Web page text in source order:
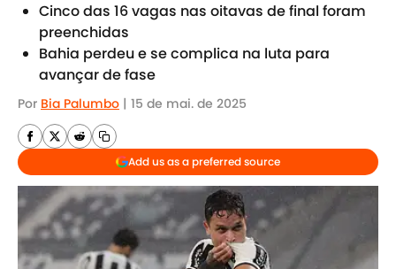
Cinco das 16 vagas nas oitavas de final foram
preenchidas
Bahia perdeu e se complica na luta para
avançar de fase
Por Bia Palumbo | 15 de mai. de 2025
Add us as a preferred source